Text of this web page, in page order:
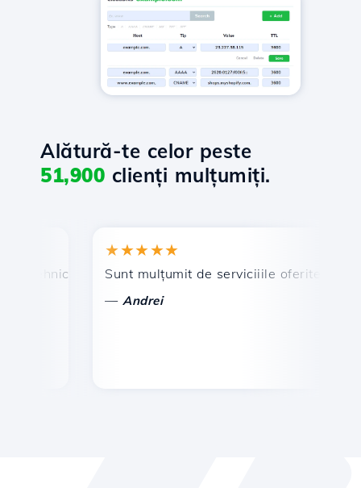
Alătură-te celor peste
51,900 clienți mulțumiți.
prompt și eficient.
★★★★★
Sunt mulțumit de serviciiile oferite de
Andrei